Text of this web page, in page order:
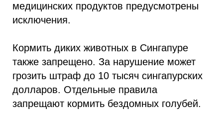
медицинских продуктов предусмотрены
исключения.
Кормить диких животных в Сингапуре
также запрещено. За нарушение может
грозить штраф до 10 тысяч сингапурских
долларов. Отдельные правила
запрещают кормить бездомных голубей.